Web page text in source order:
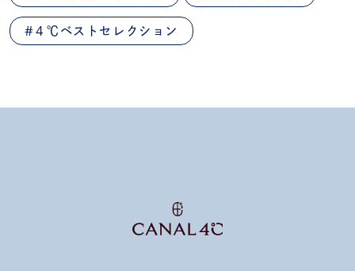
#４℃ベストセレクション